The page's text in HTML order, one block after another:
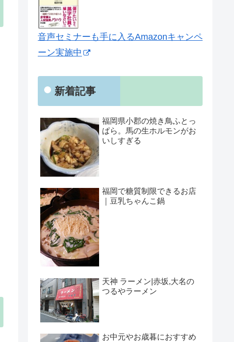
音声セミナーも手に入るAmazonキャンペ
ーン実施中
新着記事
福岡県小郡の焼き鳥ふとっ
ぱら。馬の生ホルモンがお
いしすぎる
福岡で糖質制限できるお店
｜豆乳ちゃんこ鍋
天神 ラーメン|赤坂,大名の
つるやラーメン
お中元やお歳暮におすすめ